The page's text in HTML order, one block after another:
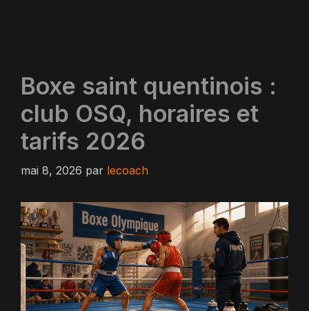
Boxe saint quentinois :
club OSQ, horaires et
tarifs 2026
mai 8, 2026 par lecoach